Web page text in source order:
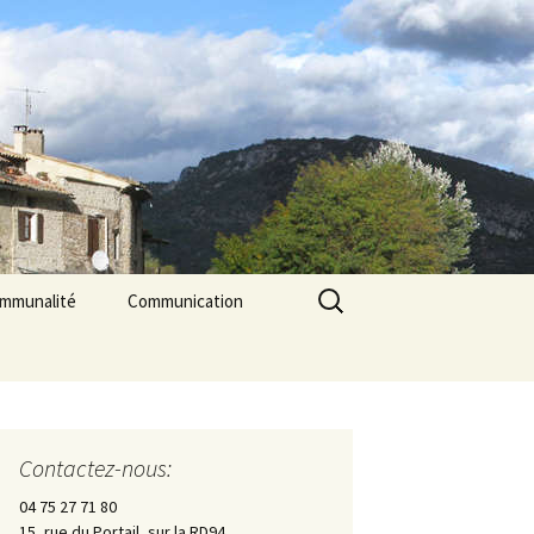
Communication
Les Pilles dans la presse
Rechercher :
Contactez-nous:
04 75 27 71 80